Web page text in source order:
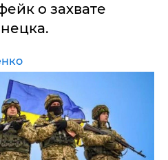
о захвате